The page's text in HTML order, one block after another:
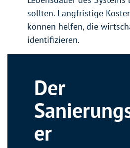
sollten. Langfristige
können helfen, die
identifizieren.
Der
er